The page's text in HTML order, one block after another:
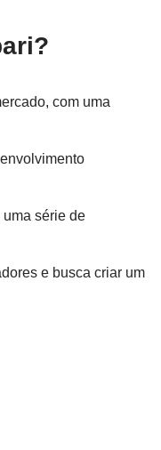
com uma
série de
e busca criar um